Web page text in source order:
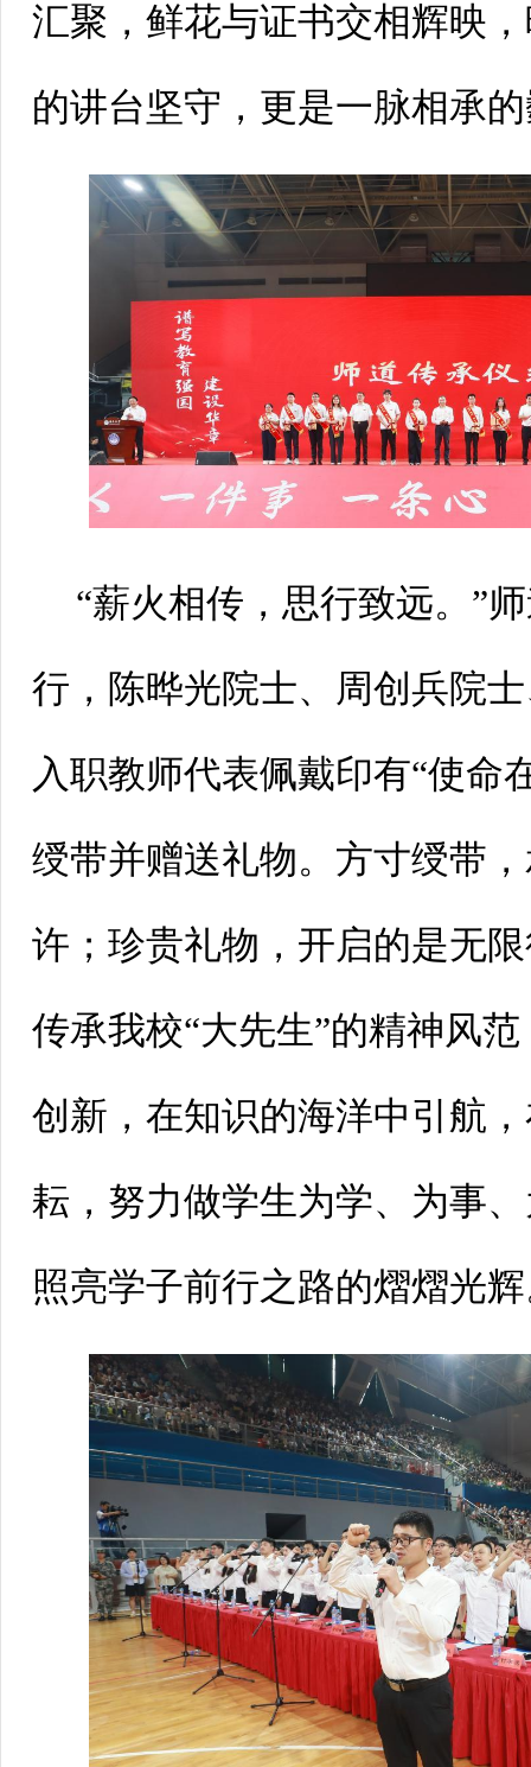
汇聚，鲜花与证书交相辉映
的讲台坚守，更是一脉相承
“薪火相传，思行致远。”
行，陈晔光院士、周创兵院
入职教师代表佩戴印有“使命
绶带并赠送礼物。方寸绶带
许；珍贵礼物，开启的是无
传承我校“大先生”的精神风
创新，在知识的海洋中引航
耘，努力做学生为学、为事
照亮学子前行之路的熠熠光